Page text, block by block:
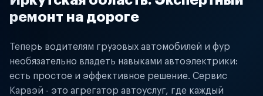
ремонт на дороге
Теперь водителям грузовых автомобилей и фур
необязательно владеть навыками автоэлектрики:
есть простое и эффективное решение. Сервис
Карвэй - это агрегатор автоуслуг, где каждый